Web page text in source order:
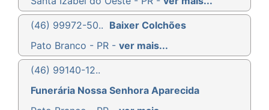
(46) 99972-50.. Baixer Colchões
Pato Branco - PR - ver mais...
(46) 99140-12..
Funerária Nossa Senhora Aparecida